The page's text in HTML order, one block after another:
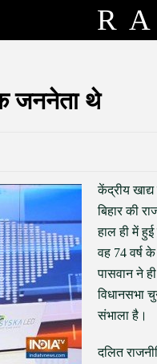
जननेता थे
केंद्रीय
बिहार की
हाल ही में हुई
वह 74 वर्ष
पासवान ने
विधानसभा
संभाला है।
दलित